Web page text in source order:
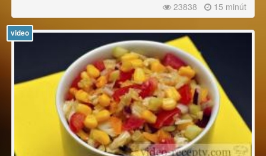
23838 15 minút
video